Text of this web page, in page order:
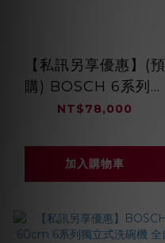
【私訊另享優惠】(預
購) BOSCH 6系列獨
立式洗碗機 沸石烘乾
NT$78,000
加入購物車